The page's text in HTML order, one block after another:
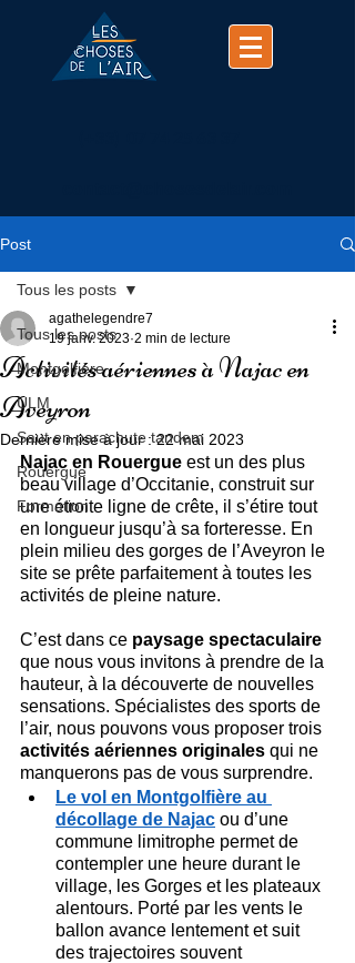
Post
Tous les posts
Montgolfière
ULM
Saut en parachute tandem
Rouergue
Formation
Tous les posts
Activités aériennes à Najac en
Aveyron
agathelegendre7
19 janv. 2023 2 min de lecture
Dernière mise à jour :22 mai 2023
Najac en Rouergue est un des plus
beau village d’Occitanie, construit sur
une étroite ligne de crête, il s’étire tout
en longueur jusqu’à sa forteresse. En
plein milieu des gorges de l’Aveyron le
site se prête parfaitement à toutes les
activités de pleine nature.
C’est dans ce paysage spectaculaire
que nous vous invitons à prendre de la
hauteur, à la découverte de nouvelles
sensations. Spécialistes des sports de
l’air, nous pouvons vous proposer trois
activités aériennes originales qui ne
manquerons pas de vous surprendre.
Le vol en Montgolfière au
décollage de Najac ou d’une
commune limitrophe permet de
contempler une heure durant le
village, les Gorges et les plateaux
alentours. Porté par les vents le
ballon avance lentement et suit
des trajectoires souvent